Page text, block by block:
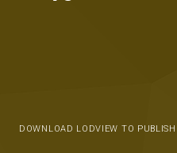
DOWNLOAD LODVIEW TO